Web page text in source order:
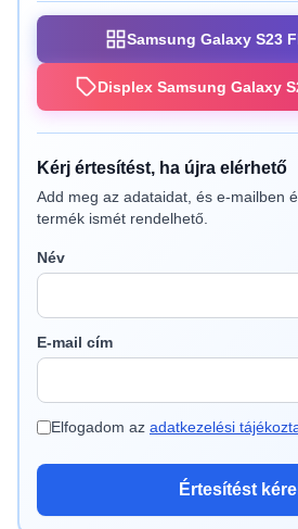
Samsung Galaxy S23
Displex Samsung Galaxy
Kérj értesítést, ha újra elérhető
Add meg az adataidat, és e-mailben
termék ismét rendelhető.
Név
E-mail cím
Elfogadom az adatkezelési
Értesítést